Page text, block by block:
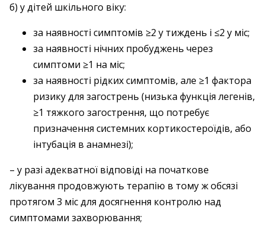
б) у дітей шкільного віку:
за наявності симптомів ≥2 у тиждень і ≤2 у міс;
за наявності нічних пробуджень через
симптоми ≥1 на міс;
за наявності рідких симптомів, але ≥1 фактора
ризику для загострень (низька функція легенів,
≥1 тяжкого загострення, що потребує
призначення системних кортикостероїдів, або
інтубація в анамнезі);
– у разі адекватної відповіді на початкове
лікування продовжують терапію в тому ж обсязі
протягом 3 міс для досягнення контролю над
симптомами захворювання;